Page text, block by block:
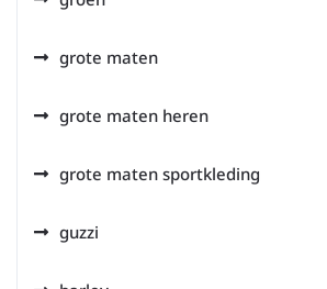
grote maten
grote maten heren
grote maten sportkleding
guzzi